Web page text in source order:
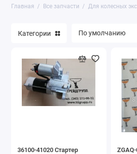
Главная Все запчасти Для колесных
Для тракторов
Для погрузчиков
Для автогрейдеров
Для автокранов
Категории
36100-41020 Стартер